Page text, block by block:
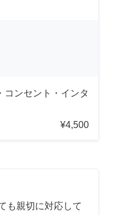
コンセント・インタ
¥4,500
も親切に対応して